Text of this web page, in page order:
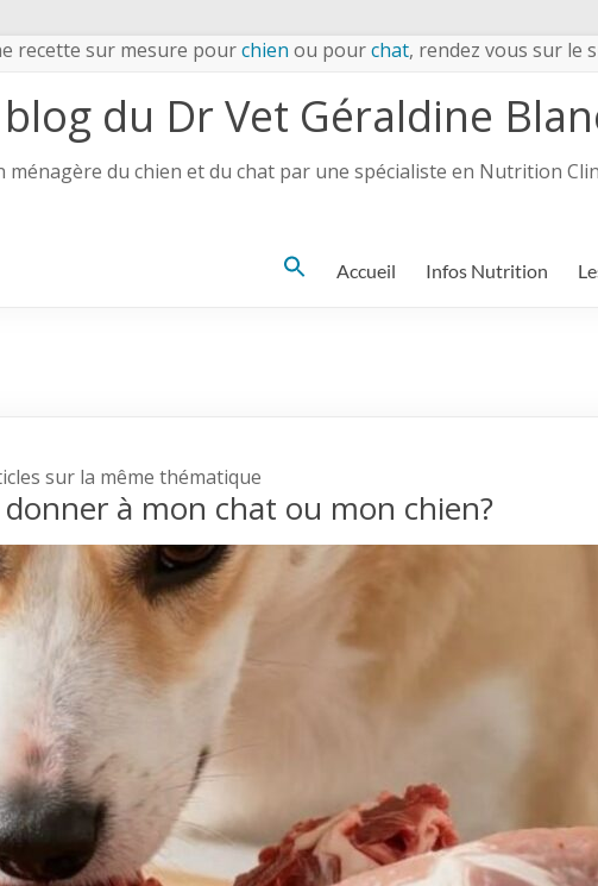
recette sur mesure pourchien ou pourchat, rendez vous sur le
blog du Dr Vet Géraldine
ménagère du chien et du chat par une spécialiste en Nutrition
Search Accueil Infos Nutrition
sur la même thématique
à mon chat ou mon chien?